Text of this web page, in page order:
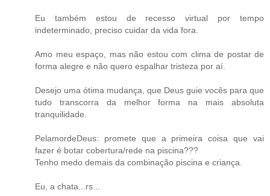
Eu também estou de recesso virtual por tempo
indeterminado, preciso cuidar da vida fora.
Amo meu espaço, mas não estou com clima de postar de
forma alegre e não quero espalhar tristeza por aí.
Desejo uma ótima mudança, que Deus guie vocês para que
tudo transcorra da melhor forma na mais absoluta
tranquilidade.
PelamordeDeus: promete que a primeira coisa que vai
fazer é botar cobertura/rede na piscina???
Tenho medo demais da combinação piscina e criança.
Eu, a chata...rs...